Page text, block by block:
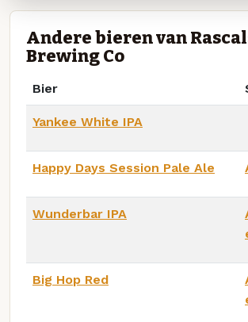
Andere bieren van
Brewing Co
Bier
Yankee White IPA
Happy Days Session Pale Ale
Wunderbar IPA
Big Hop Red